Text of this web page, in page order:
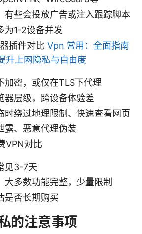
有些会投放广告或注入跟踪脚本
为1-2设备并发
插件对比 Vpn 常用：全面指南
升上网隐私与自由度
加密，或仅在TLS下代理
器层级，跨设备体验差
时绕过地理限制、快速查看网页
露、恶意代理伪装
VPN对比
见3-7天
大多数功能完整，少量限制
是否长期购买
的注意事项